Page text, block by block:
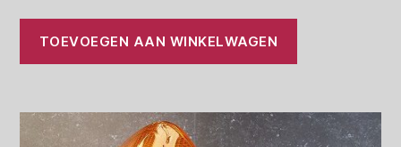
TOEVOEGEN AAN WINKELWAGEN